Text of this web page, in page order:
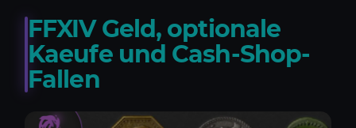
FFXIV Geld, optionale
Kaeufe und Cash-Shop-
Fallen